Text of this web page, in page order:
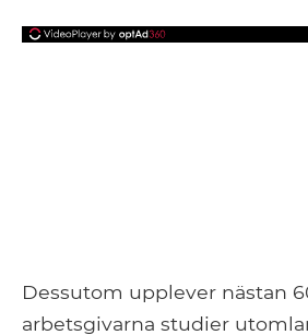
Dessutom upplever nästan
arbetsgivarna studier